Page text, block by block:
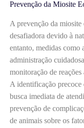
Prevenção da Miosite
A prevenção da
desafiadora devido à
entanto, medidas como
administração
monitoração de
A identificação precoce
busca imediata de
prevenção de
de animais sobre os